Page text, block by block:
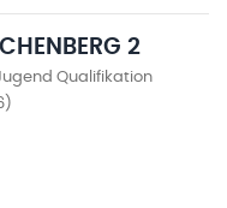
2
Qualifikation